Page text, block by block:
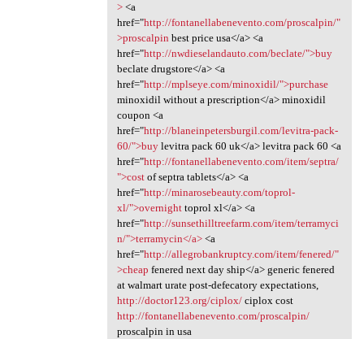
><a
href="http://fontanellabenevento.com/proscalpin/"
>proscalpin best price usa</a> <a
href="http://nwdieselandauto.com/beclate/">buy
beclate drugstore</a> <a
href="http://mplseye.com/minoxidil/">purchase
minoxidil without a prescription</a> minoxidil
coupon <a
href="http://blaneinpetersburgil.com/levitra-pack-
60/">buylevitra pack 60 uk</a> levitra pack 60 <a
href="http://fontanellabenevento.com/item/septra/
">costof septra tablets</a> <a
href="http://minarosebeauty.com/toprol-
xl/">overnighttoprol xl</a> <a
href="http://sunsethilltreefarm.com/item/terramyci
n/">terramycin</a><a
href="http://allegrobankruptcy.com/item/fenered/"
>cheap fenered next day ship</a> generic fenered
at walmart urate post-defecatory expectations,
http://doctor123.org/ciplox/ciplox cost
http://fontanellabenevento.com/proscalpin/
proscalpin in usa